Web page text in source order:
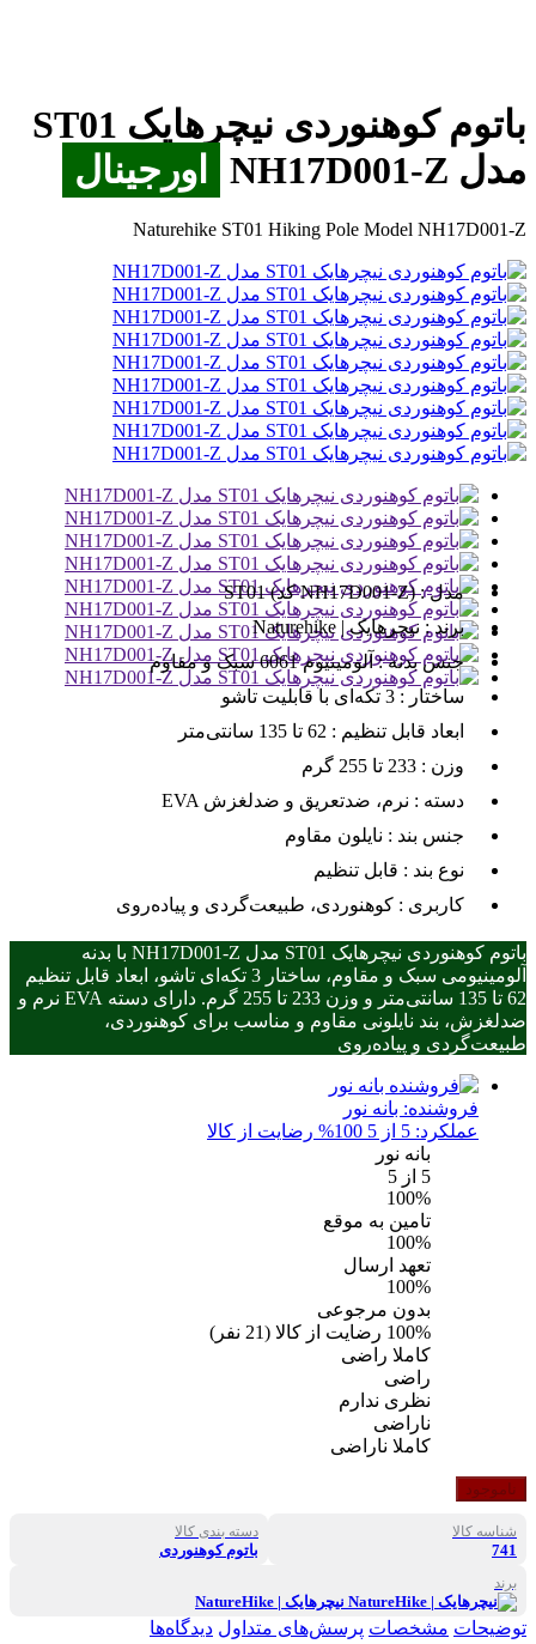
باتوم کوهنوردی نیچرهایک ST01
مدل NH17D001-Z
اورجینال
Naturehike ST01 Hiking Pole Model NH17D001-Z
مدل :ST01 (کد NH17D001-Z)
برند : نیچرهایک | Naturehike
جنس بدنه :آلومینیوم 6061 سبک و مقاوم
ساختار : 3 تکه‌ای با قابلیت تاشو
ابعاد قابل تنظیم : 62 تا 135 سانتی‌متر
وزن : 233 تا 255 گرم
دسته : EVA نرم، ضدتعریق و ضدلغزش
جنس بند : نایلون مقاوم
نوع بند : قابل تنظیم
کاربری : کوهنوردی، طبیعت‌گردی و پیاده‌روی
باتوم کوهنوردی نیچرهایک ST01 مدل NH17D001-Z با بدنه
آلومینیومی سبک و مقاوم، ساختار 3 تکه‌ای تاشو، ابعاد قابل تنظیم
62 تا 135 سانتی‌متر و وزن 233 تا 255 گرم. دارای دسته EVA نرم و
ضدلغزش، بند نایلونی مقاوم و مناسب برای کوهنوردی،
طبیعت‌گردی و پیاده‌روی
فروشنده: بانه نور
عملکرد: 5 از 5
100% رضایت از کالا
بانه نور
5 از 5
100%
تامین به موقع
100%
تعهد ارسال
100%
بدون مرجوعی
100% رضایت از کالا (
21 نفر)
کاملا راضی
راضی
نظری ندارم
ناراضی
کاملا ناراضی
ناموجود
شناسه کالا
741
دسته بندی کالا
باتوم کوهنوردی
برند
نیچرهایک | NatureHike
توضیحات مشخصات پرسش‌های متداول دیدگاه‌ها